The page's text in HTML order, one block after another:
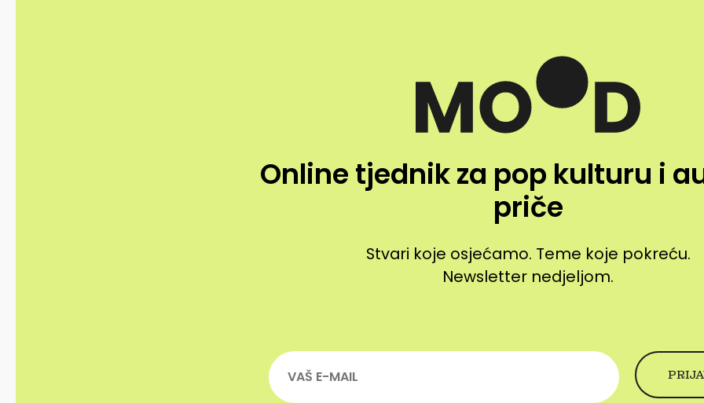
Online tjednik za pop kulturu i
priče
Stvari koje osjećamo. Teme koje pokreću.
Newsletter nedjeljom.